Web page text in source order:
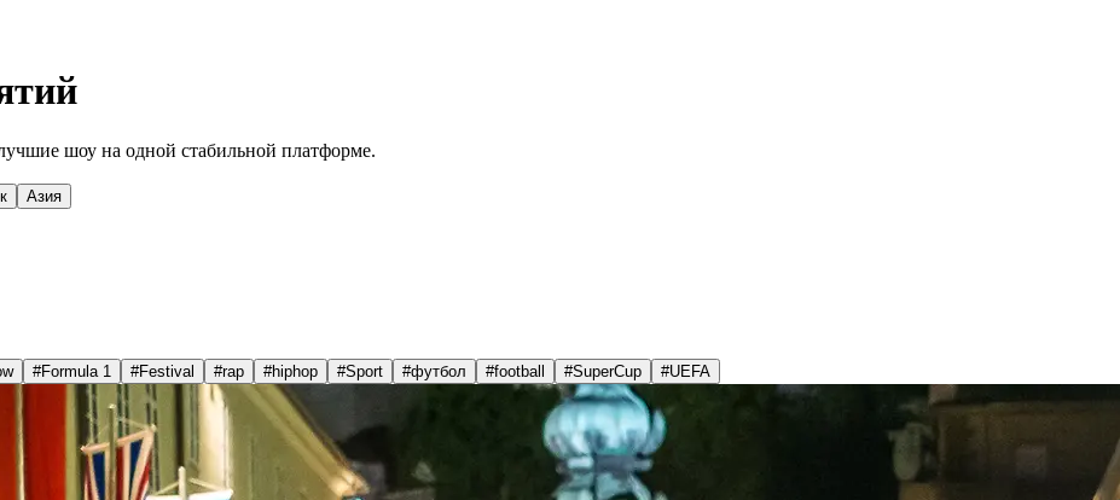
шоу на одной стабильной платформе.
Азия
#Formula 1 #Festival #rap #hiphop #Sport #футбол #football #SuperCup #UEFA